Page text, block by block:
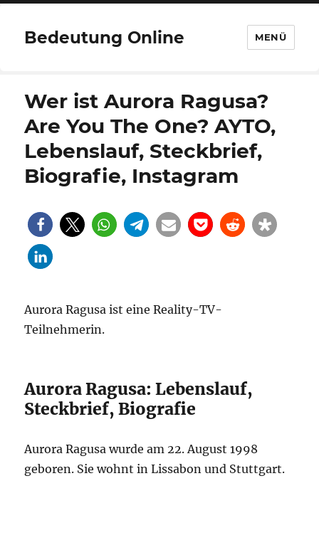
Bedeutung Online MENÜ
Wer ist Aurora Ragusa?
Are You The One? AYTO,
Lebenslauf, Steckbrief,
Biografie, Instagram
Aurora Ragusa ist eine Reality-TV-
Teilnehmerin.
Aurora Ragusa: Lebenslauf,
Steckbrief, Biografie
Aurora Ragusa wurde am 22. August 1998
geboren. Sie wohnt in Lissabon und Stuttgart.